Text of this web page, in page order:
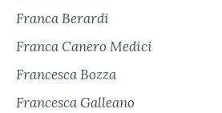
Franca Berardi
Franca Canero Medici
Francesca Bozza
Francesca Galleano